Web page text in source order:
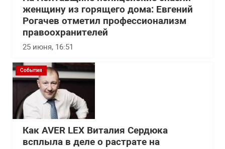
женщину из горящего дома: Евгений
Рогачев отметил профессионализм
правоохранителей
25 июня, 16:51
События
Как AVER LEX Виталия Сердюка
всплыла в деле о растрате на